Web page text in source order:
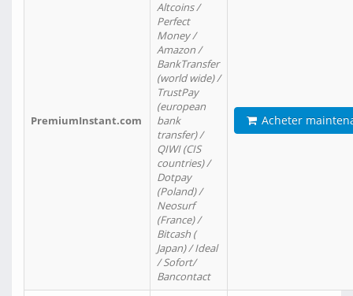
PremiumInstant.com
Altcoins /
Perfect
Money /
Amazon /
BankTransfer
(world wide) /
TrustPay
(european
bank
transfer) /
QIWI (CIS
countries) /
Dotpay
(Poland) /
Neosurf
(France) /
Bitcash (
Japan) / Ideal
/ Sofort/
Bancontact
Acheter